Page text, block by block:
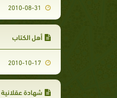
أهل الكتاب
شهادة عقلانية